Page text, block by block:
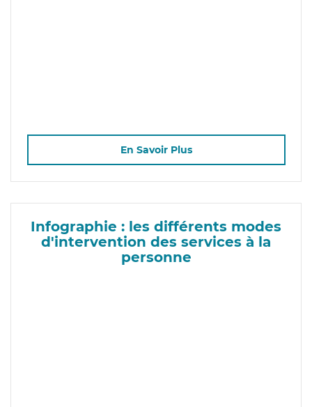
En Savoir Plus
Infographie : les différents modes
d'intervention des services à la
personne